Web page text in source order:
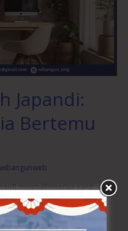
Japandi:
Bertemu
minimalismenya yang
terlihat dari pilihan furnitur